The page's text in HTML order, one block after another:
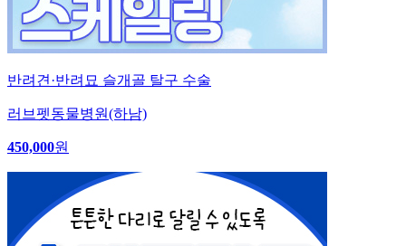
반려견·반려묘 슬개골 탈구 수술
러브펫동물병원(하남)
450,000원